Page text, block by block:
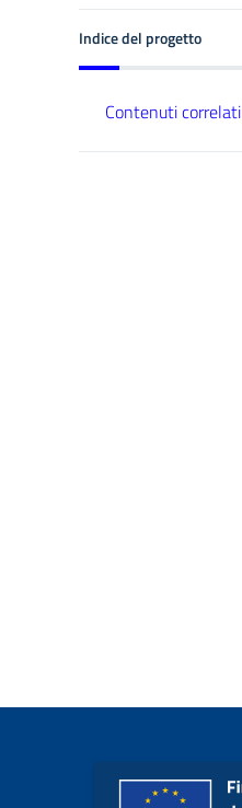
Indice del progetto
Contenuti correlati